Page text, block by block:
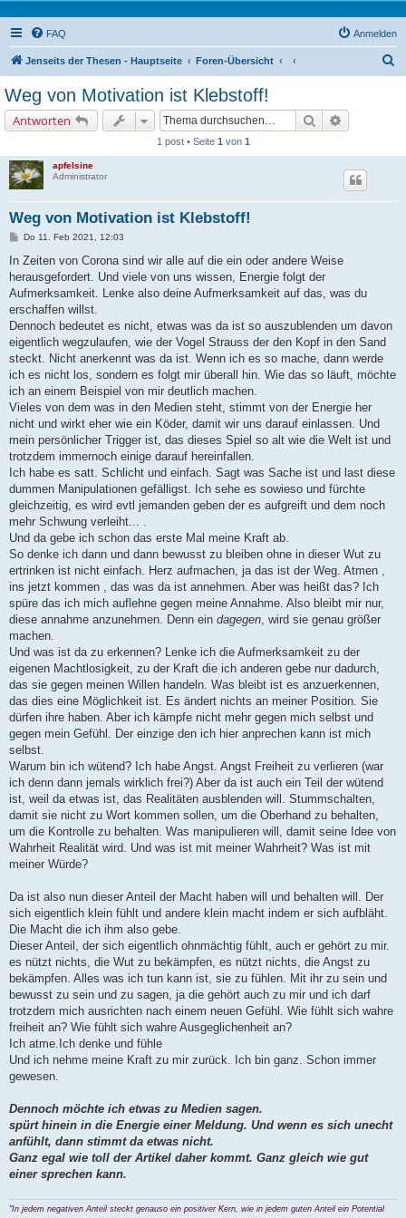
FAQ Anmelden
Jenseits der Thesen - Hauptseite Foren-Übersicht
Weg von Motivation ist Klebstoff!
Antworten Suche
1 post • Seite 1 von 1
apfelsine
Administrator
Weg von Motivation ist Klebstoff!
B
r
a
Do 11. Feb 2021, 12:03
In Zeiten von Corona sind wir alle auf die ein oder andere Weise
herausgefordert. Und viele von uns wissen, Energie folgt der
Aufmerksamkeit. Lenke also deine Aufmerksamkeit auf das, was du
erschaffen willst.
Dennoch bedeutet es nicht, etwas was da ist so auszublenden um davon
eigentlich wegzulaufen, wie der Vogel Strauss der den Kopf in den Sand
steckt. Nicht anerkennt was da ist. Wenn ich es so mache, dann werde
ich es nicht los, sondern es folgt mir überall hin. Wie das so läuft, möchte
ich an einem Beispiel von mir deutlich machen.
Vieles von dem was in den Medien steht, stimmt von der Energie her
nicht und wirkt eher wie ein Köder, damit wir uns darauf einlassen. Und
mein persönlicher Trigger ist, das dieses Spiel so alt wie die Welt ist und
trotzdem immernoch einige darauf hereinfallen.
Ich habe es satt. Schlicht und einfach. Sagt was Sache ist und last diese
dummen Manipulationen gefälligst. Ich sehe es sowieso und fürchte
gleichzeitig, es wird evtl jemanden geben der es aufgreift und dem noch
mehr Schwung verleiht... .
Und da gebe ich schon das erste Mal meine Kraft ab.
So denke ich dann und dann bewusst zu bleiben ohne in dieser Wut zu
ertrinken ist nicht einfach. Herz aufmachen, ja das ist der Weg. Atmen ,
ins jetzt kommen , das was da ist annehmen. Aber was heißt das? Ich
spüre das ich mich auflehne gegen meine Annahme. Also bleibt mir nur,
diese annahme anzunehmen. Denn ein dagegen, wird sie genau größer
machen.
Und was ist da zu erkennen? Lenke ich die Aufmerksamkeit zu der
eigenen Machtlosigkeit, zu der Kraft die ich anderen gebe nur dadurch,
das sie gegen meinen Willen handeln. Was bleibt ist es anzuerkennen,
das dies eine Möglichkeit ist. Es ändert nichts an meiner Position. Sie
dürfen ihre haben. Aber ich kämpfe nicht mehr gegen mich selbst und
gegen mein Gefühl. Der einzige den ich hier anprechen kann ist mich
selbst.
Warum bin ich wütend? Ich habe Angst. Angst Freiheit zu verlieren (war
ich denn dann jemals wirklich frei?) Aber da ist auch ein Teil der wütend
ist, weil da etwas ist, das Realitäten ausblenden will. Stummschalten,
damit sie nicht zu Wort kommen sollen, um die Oberhand zu behalten,
um die Kontrolle zu behalten. Was manipulieren will, damit seine Idee von
Wahrheit Realität wird. Und was ist mit meiner Wahrheit? Was ist mit
meiner Würde?
Da ist also nun dieser Anteil der Macht haben will und behalten will. Der
sich eigentlich klein fühlt und andere klein macht indem er sich aufbläht.
Die Macht die ich ihm also gebe.
Dieser Anteil, der sich eigentlich ohnmächtig fühlt, auch er gehört zu mir.
es nützt nichts, die Wut zu bekämpfen, es nützt nichts, die Angst zu
bekämpfen. Alles was ich tun kann ist, sie zu fühlen. Mit ihr zu sein und
bewusst zu sein und zu sagen, ja die gehört auch zu mir und ich darf
trotzdem mich ausrichten nach einem neuen Gefühl. Wie fühlt sich wahre
freiheit an? Wie fühlt sich wahre Ausgeglichenheit an?
Ich atme.Ich denke und fühle
Und ich nehme meine Kraft zu mir zurück. Ich bin ganz. Schon immer
gewesen.
Dennoch möchte ich etwas zu Medien sagen.
spürt hinein in die Energie einer Meldung. Und wenn es sich unecht
anfühlt, dann stimmt da etwas nicht.
Ganz egal wie toll der Artikel daher kommt. Ganz gleich wie gut
einer sprechen kann.
"In jedem negativen Anteil steckt genauso ein positiver Kern, wie in jedem guten Anteil ein Potential